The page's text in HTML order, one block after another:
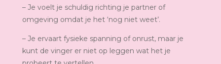
– Je voelt je schuldig richting je partner of
omgeving omdat je het ‘nog niet weet’.
– Je ervaart fysieke spanning of onrust, maar je
kunt de vinger er niet op leggen wat het je